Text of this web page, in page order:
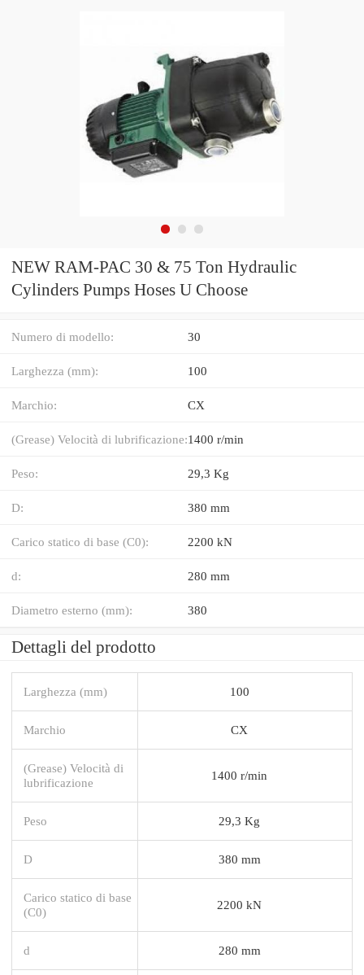
NEW RAM-PAC 30 & 75 Ton Hydraulic
Cylinders Pumps Hoses U Choose
Numero di modello: 30
Larghezza (mm): 100
Marchio: CX
(Grease) Velocità di lubrificazione:1400 r/min
Peso: 29,3 Kg
D: 380 mm
Carico statico di base (C0): 2200 kN
d: 280 mm
Diametro esterno (mm): 380
Dettagli del prodotto
Larghezza (mm) 100
Marchio CX
(Grease) Velocità di
lubrificazione
1400 r/min
Peso 29,3 Kg
D 380 mm
Carico statico di base
(C0)
2200 kN
d 280 mm